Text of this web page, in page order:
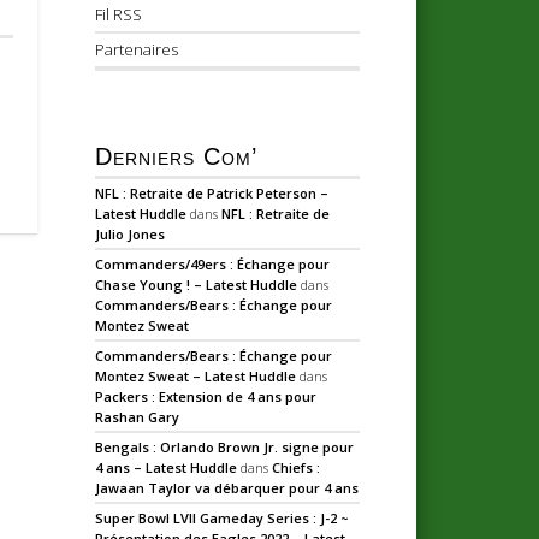
Fil RSS
Partenaires
Derniers Com’
NFL : Retraite de Patrick Peterson –
Latest Huddle dansNFL : Retraite de
Julio Jones
Commanders/49ers : Échange pour
Chase Young ! – Latest Huddle dans
Commanders/Bears : Échange pour
Montez Sweat
Commanders/Bears : Échange pour
Montez Sweat – Latest Huddle dans
Packers : Extension de 4 ans pour
Rashan Gary
Bengals : Orlando Brown Jr. signe pour
4 ans – Latest Huddle dansChiefs :
Jawaan Taylor va débarquer pour 4 ans
Super Bowl LVII Gameday Series : J-2 ~